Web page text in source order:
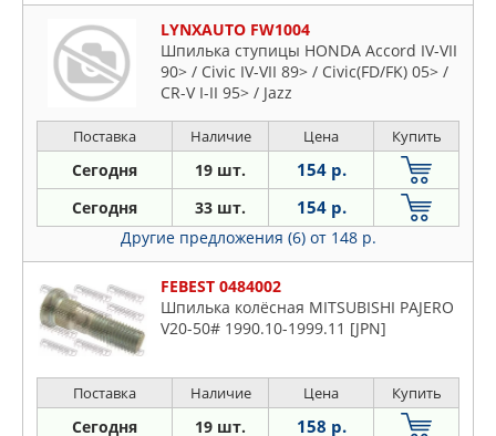
LYNXAUTO FW1004
Шпилька ступицы HONDA Accord IV-VII
90> / Civic IV-VII 89> / Civic(FD/FK) 05> /
CR-V I-II 95> / Jazz
Поставка Наличие Цена Купить
Сегодня 19 шт. 154 р.
Сегодня 33 шт. 154 р.
Другие предложения (6) от 148 р.
FEBEST 0484002
Шпилька колёсная MITSUBISHI PAJERO
V20-50# 1990.10-1999.11 [JPN]
Поставка Наличие Цена Купить
Сегодня 19 шт. 158 р.